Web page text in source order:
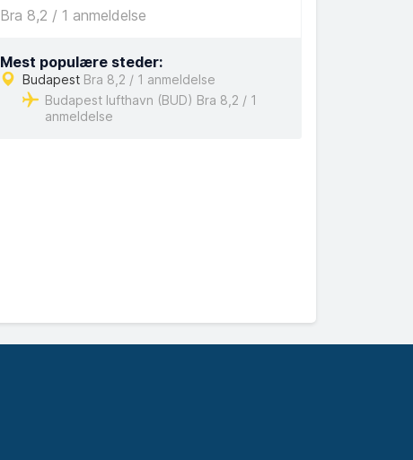
Bra 8,2 / 1 anmeldelse
Mest populære steder:
BudapestBra 8,2 / 1 anmeldelse
Budapest lufthavn (BUD) Bra 8,2 / 1
anmeldelse